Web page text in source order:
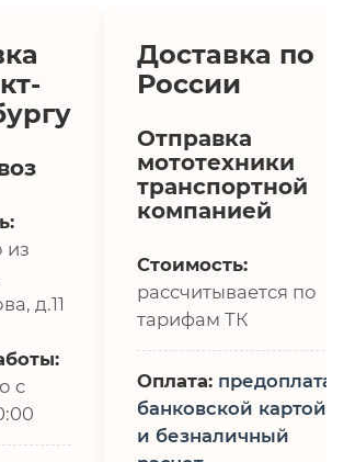
из
д.11
с
Доставка по
России
Отправка
мототехники
транспортной
компанией
Стоимость:
рассчитывается по
тарифам ТК
Оплата: предоплата,
банковской картой
и безналичный